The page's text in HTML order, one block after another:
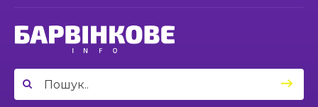
03:49
Сергій Козаков і Валерій Павленко: різні долі,
04:27
03.07.2026
Вони віддали життя за Україну: 3
липня вшановуємо пам’ять Миколи